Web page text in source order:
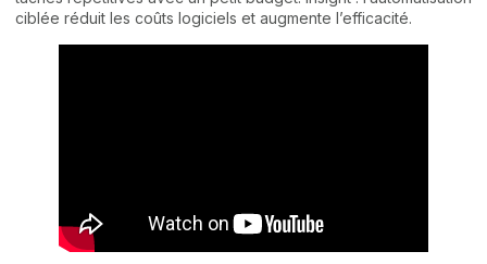
ciblée réduit les coûts logiciels et augmente l’efficacité.